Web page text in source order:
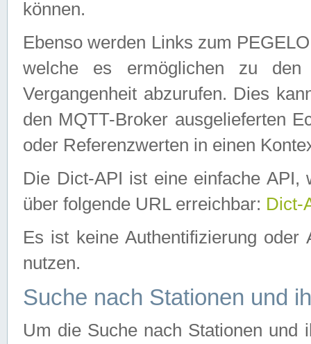
können.
Ebenso werden Links zum
welche es ermöglichen zu den
Vergangenheit abzurufen. Dies
den MQTT-Broker ausgelieferten
oder Referenzwerten in einen
Die Dict-API ist eine einfache API,
über folgende URL erreichbar: Dict-
Es ist keine Authentifizierung
nutzen.
Suche nach Stationen und
Um die Suche nach Stationen und